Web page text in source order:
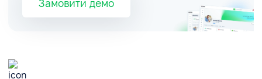
Замовити демо